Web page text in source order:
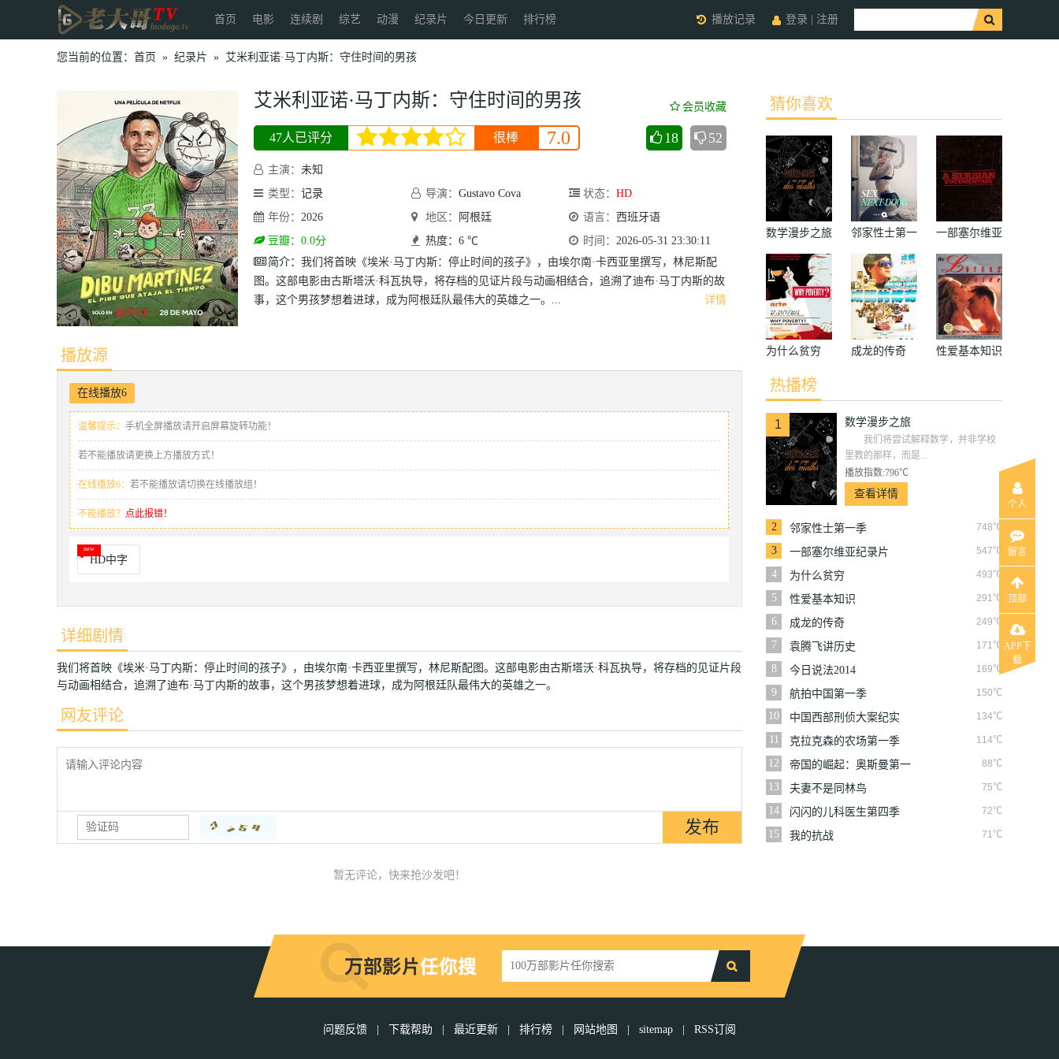
首页 电影 连续剧 综艺 动漫 纪录片 今日更新 排行榜 登录 注册
播放记录
您当前的位置： 首页 » 纪录片 » 艾米利亚诺·马丁内斯：守住时间的男孩
艾米利亚诺·马丁内斯：守住时间的男孩 会员收藏
47人已评分 很棒 7.0 18 52
主演： 未知
类型： 记录 导演： Gustavo Cova 状态： HD
年份： 2026 地区： 阿根廷 语言： 西班牙语
豆瓣：0.0分
热度：6 ℃ 时间： 2026-05-31 23:30:11
简介：
详情
我们将首映《埃米·马丁内斯：停止时间的孩子》，由埃尔南·卡西亚里撰写，林尼斯配
图。这部电影由古斯塔沃·科瓦执导，将存档的见证片段与动画相结合，追溯了迪布·马丁内斯的故
事，这个男孩梦想着进球，成为阿根廷队最伟大的英雄之一。...
播放源
在线播放6
温馨提示： 手机全屏播放请开启屏幕旋转功能！
若不能播放请更换上方播放方式！
在线播放6： 若不能播放请切换在线播放组！
不能播放？ 点此报错！
HD中字
详细剧情
我们将首映《埃米·马丁内斯：停止时间的孩子》，由埃尔南·卡西亚里撰写，林尼斯配图。这部电影由古斯塔沃·科瓦执导，将存档的见证片段
与动画相结合，追溯了迪布·马丁内斯的故事，这个男孩梦想着进球，成为阿根廷队最伟大的英雄之一。
网友评论
暂无评论，快来抢沙发吧！
猜你喜欢
数学漫步之旅
邻家性士第一
季
一部塞尔维亚
纪录片
为什么贫穷 成龙的传奇 性爱基本知识
热播榜
1 数学漫步之旅
我们将尝试解释数学，并非学校
里教的那样，而是...
播放指数:796℃
查看详情
2 748℃
邻家性士第一季
3
547℃
一部塞尔维亚纪录片
4
493℃
为什么贫穷
5
291℃
性爱基本知识
6
249℃
成龙的传奇
7
171℃
袁腾飞讲历史
8
169℃
今日说法2014
9
150℃
航拍中国第一季
10
134℃
中国西部刑侦大案纪实
11
114℃
克拉克森的农场第一季
12
88℃
帝国的崛起：奥斯曼第一
季
13 75℃
夫妻不是同林鸟
14
72℃
闪闪的儿科医生第四季
15
71℃
我的抗战
问题反馈 下载帮助 最近更新 排行榜 网站地图 sitemap RSS订阅
个人
留言
顶部
APP下
载